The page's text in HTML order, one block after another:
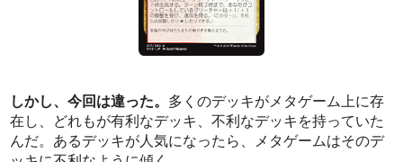
しかし、今回は違った。 多くのデッキがメタゲーム上に存
在し、どれもが有利なデッキ、不利なデッキを持っていた
んだ。あるデッキが人気になったら、メタゲームはそのデ